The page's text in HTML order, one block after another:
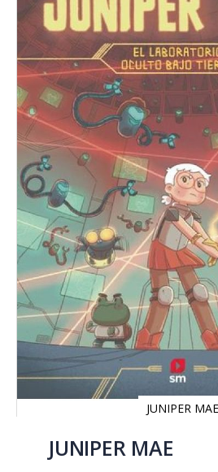
galería
de
imágenes
JUNIPER MAE
comienzoJUNIPER MAE